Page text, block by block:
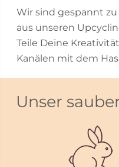
Wir sind gespannt zu
aus unseren
Teile Deine
Kanälen mit dem
Unser